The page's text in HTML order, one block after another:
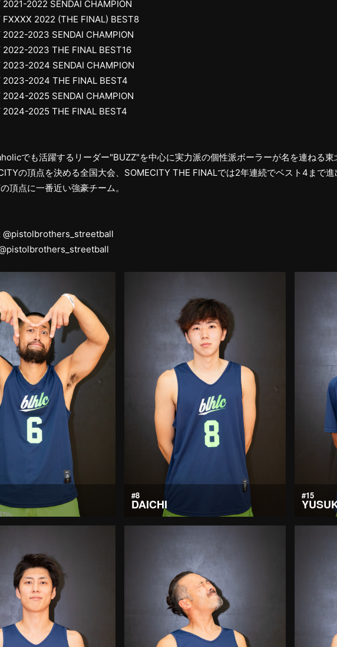
2021-2022 SENDAI CHAMPION
FXXXX 2022 (THE FINAL) BEST8
2022-2023 SENDAI CHAMPION
2022-2023 THE FINAL BEST16
2023-2024 SENDAI CHAMPION
2023-2024 THE FINAL BEST4
2024-2025 SENDAI CHAMPION
2024-2025 THE FINAL BEST4
でも活躍するリーダー"BUZZ"を中心に実力派の個性派ボーラーが名を連ねる東
の頂点を決める全国大会、SOMECITY THE FINALでは2年連続でベスト4まで
頂点に一番近い強豪チーム。
@pistolbrothers_streetball
#8
DAICHI
#15